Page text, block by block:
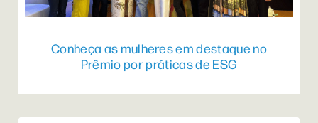
Conheça as mulheres em destaque no
Prêmio por práticas de ESG